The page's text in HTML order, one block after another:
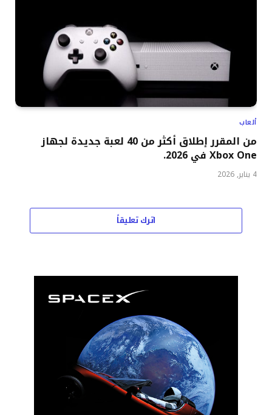
ألعاب
من المقرر إطلاق أكثر من 40 لعبة جديدة لجهاز
Xbox One في 2026.
4 يناير, 2026
اترك تعليقاً